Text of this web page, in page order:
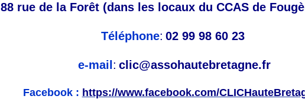
88 rue de la Forêt (dans les locaux du CCAS de
Téléphone: 02 99 98 60 23
e-mail : clic@assohautebretagne.fr
Facebook : https://www.facebook.com/